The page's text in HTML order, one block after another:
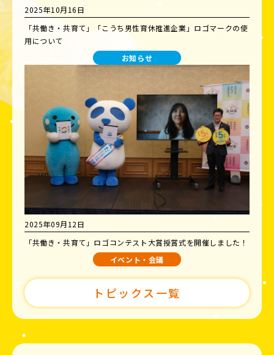
2025年10月16日
「共働き・共育て」「こうち男性育休推進企業」ロゴマークの使
用について
お知らせ
2025年09月12日
「共働き・共育て」ロゴコンテスト大賞授賞式を開催しました！
イベント・会議
トピックス一覧